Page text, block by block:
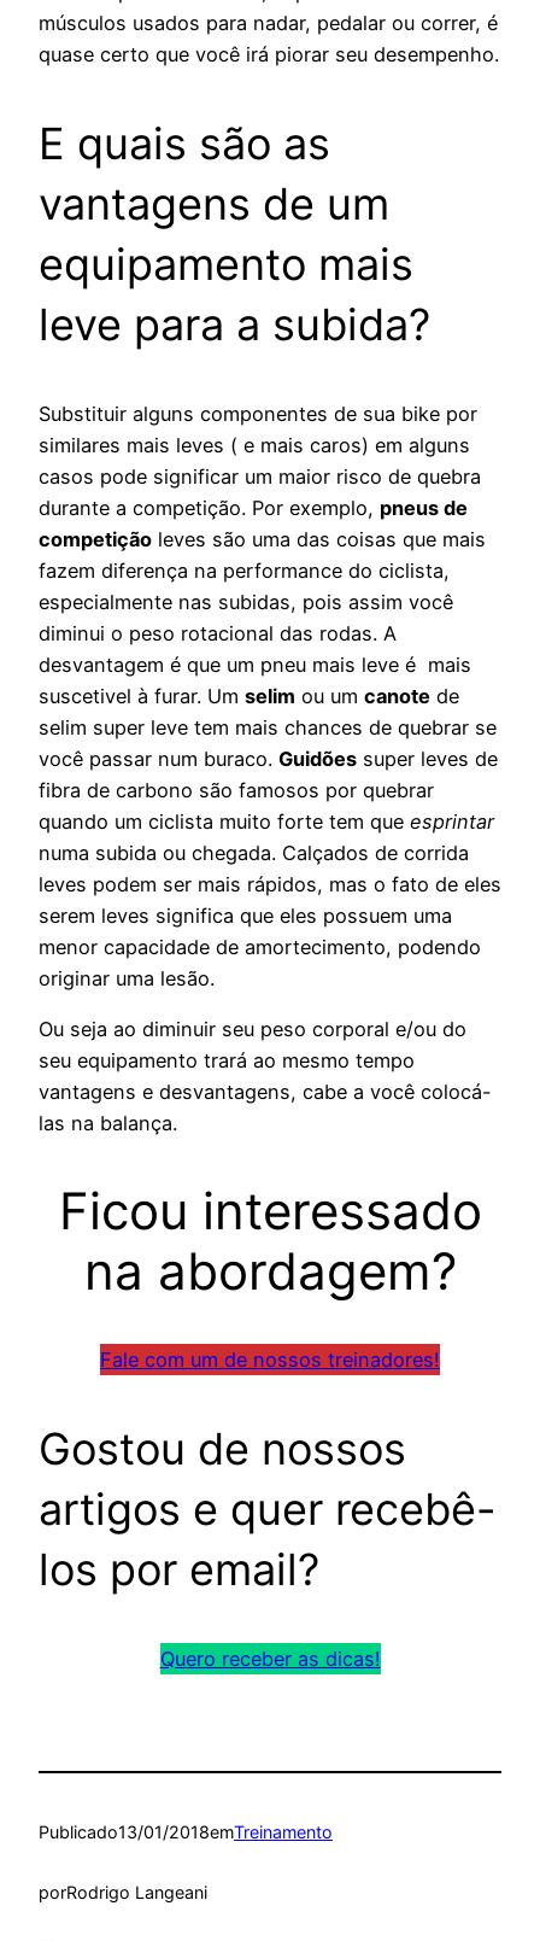
músculos usados para nadar, pedalar ou correr, é
quase certo que você irá piorar seu desempenho.
E quais são as
vantagens de um
equipamento mais
leve para a subida?
Substituir alguns componentes de sua bike por
similares mais leves ( e mais caros) em alguns
casos pode significar um maior risco de quebra
durante a competição. Por exemplo, pneus de
competição leves são uma das coisas que mais
fazem diferença na performance do ciclista,
especialmente nas subidas, pois assim você
diminui o peso rotacional das rodas. A
desvantagem é que um pneu mais leve é mais
suscetivel à furar. Um selim ou um canote de
selim super leve tem mais chances de quebrar se
você passar num buraco. Guidões super leves de
fibra de carbono são famosos por quebrar
quando um ciclista muito forte tem que esprintar
numa subida ou chegada. Calçados de corrida
leves podem ser mais rápidos, mas o fato de eles
serem leves significa que eles possuem uma
menor capacidade de amortecimento, podendo
originar uma lesão.
Ou seja ao diminuir seu peso corporal e/ou do
seu equipamento trará ao mesmo tempo
vantagens e desvantagens, cabe a você colocá-
las na balança.
Ficou interessado
na abordagem?
Fale com um de nossos treinadores!
Gostou de nossos
artigos e quer recebê-
los por email?
Quero receber as dicas!
Publicado13/01/2018emTreinamento
porRodrigo Langeani